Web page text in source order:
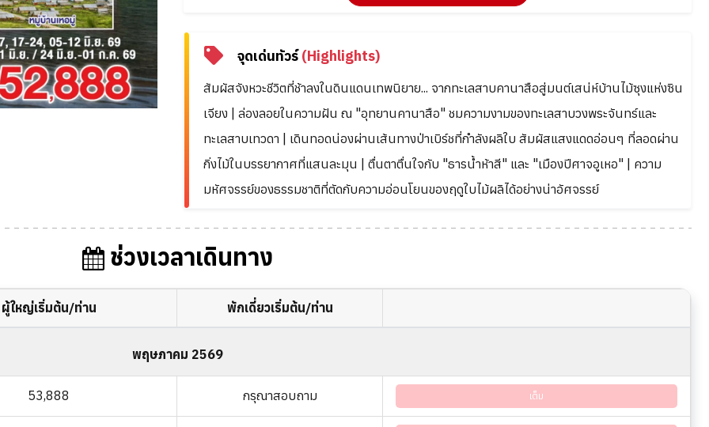
จุดเด่นทัวร์(Highlights)
สัมผัสจังหวะชีวิตที่ช้าลงในดินแดนเทพนิยาย... จากทะเลสาบคานาสือสู่มนต์เสน่ห์บ้านไม้ซุงแห่งซิน
เจียง | ล่องลอยในความฝัน ณ "อุทยานคานาสือ" ชมความงามของทะเลสาบวงพระจันทร์และ
ทะเลสาบเทวดา | เดินทอดน่องผ่านเส้นทางป่าเบิร์ชที่กำลังผลิใบ สัมผัสแสงแดดอ่อนๆ ที่ลอดผ่าน
กิ่งไม้ในบรรยากาศที่แสนละมุน | ตื่นตาตื่นใจกับ "ธารน้ำห้าสี" และ "เมืองปีศาจอูเหอ" | ความ
มหัศจรรย์ของธรรมชาติที่ตัดกับความอ่อนโยนของฤดูใบไม้ผลิได้อย่างน่าอัศจรรย์
ช่วงเวลาเดินทาง
ผู้ใหญ่เริ่มต้น/ท่าน พักเดี่ยวเริ่มต้น/ท่าน
พฤษภาคม 2569
53,888 กรุณาสอบถาม เต็ม